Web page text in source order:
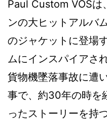
Paul Custom VOSは
ンの大ヒットアルバ
のジャケットに登場
ムにインスパイアさ
貨物機墜落事故に遭
事で、約30年の時を
ったストーリーを持